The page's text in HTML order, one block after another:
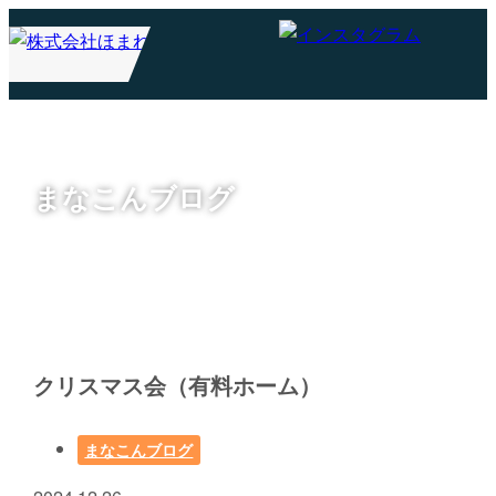
まなこんブログ
クリスマス会（有料ホーム）
まなこんブログ